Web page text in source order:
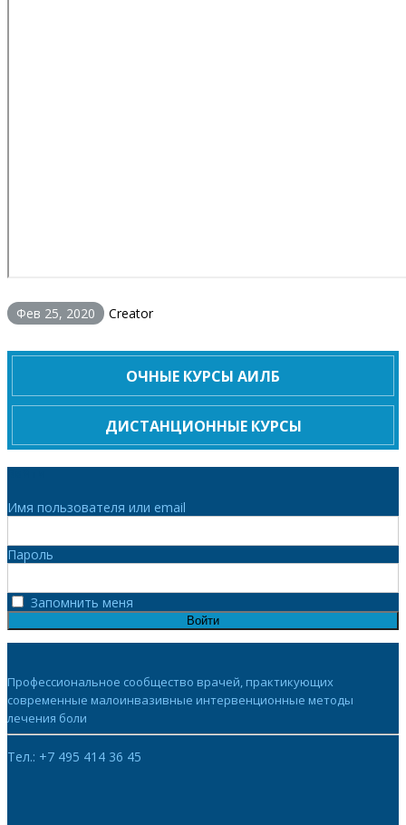
Фев 25, 2020 Creator
ОЧНЫЕ КУРСЫ АИЛБ
ДИСТАНЦИОННЫЕ КУРСЫ
Имя пользователя или email
Пароль
Запомнить меня
Войти
Профессиональное сообщество врачей, практикующих
современные малоинвазивные интервенционные методы
лечения боли
Тел.: +7 495 414 36 45